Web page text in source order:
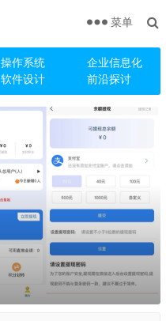
操作系统
企业信息化
软件设计 前沿探讨
菜单